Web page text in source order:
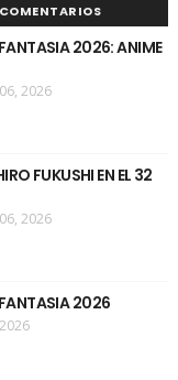
COMENTARIOS
2026: ANIME
2026
FUKUSHI EN EL 32
2026
2026